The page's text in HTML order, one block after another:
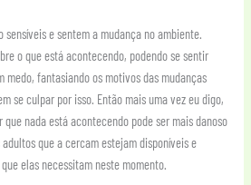
e sentem a mudança no ambiente.
o que está acontecendo, podendo se sentir
medo, fantasiando os motivos das mudanças
se culpar por isso. Então mais uma vez eu digo,
nada está acontecendo pode ser mais danoso
que a cercam estejam disponíveis e
elas necessitam neste momento.